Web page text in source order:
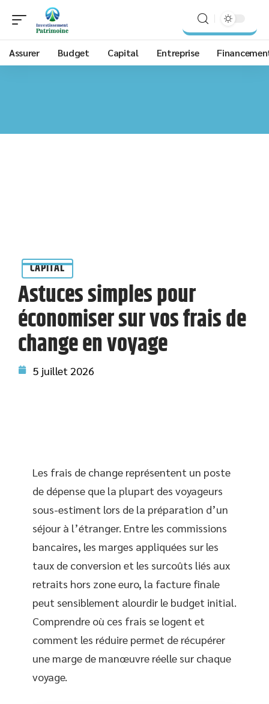
Assurer Budget Capital Entreprise
CAPITAL
Astuces simples pour
économiser sur vos frais de
change en voyage
5 juillet 2026
Les frais de change représentent un poste
de dépense que la plupart des voyageurs
sous-estiment lors de la préparation d’un
séjour à l’étranger. Entre les commissions
bancaires, les marges appliquées sur les
taux de conversion et les surcoûts liés aux
retraits hors zone euro, la facture finale
peut sensiblement alourdir le budget initial.
Comprendre où ces frais se logent et
comment les réduire permet de récupérer
une marge de manœuvre réelle sur chaque
voyage.